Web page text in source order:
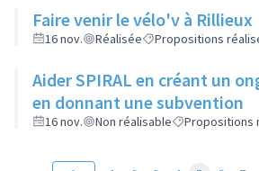
Faire venir le vélo'v à Rillieux
16 nov. Réalisée Propositions
Aider SPIRAL en créant un
en donnant une subvention
16 nov. Non réalisable Propositions